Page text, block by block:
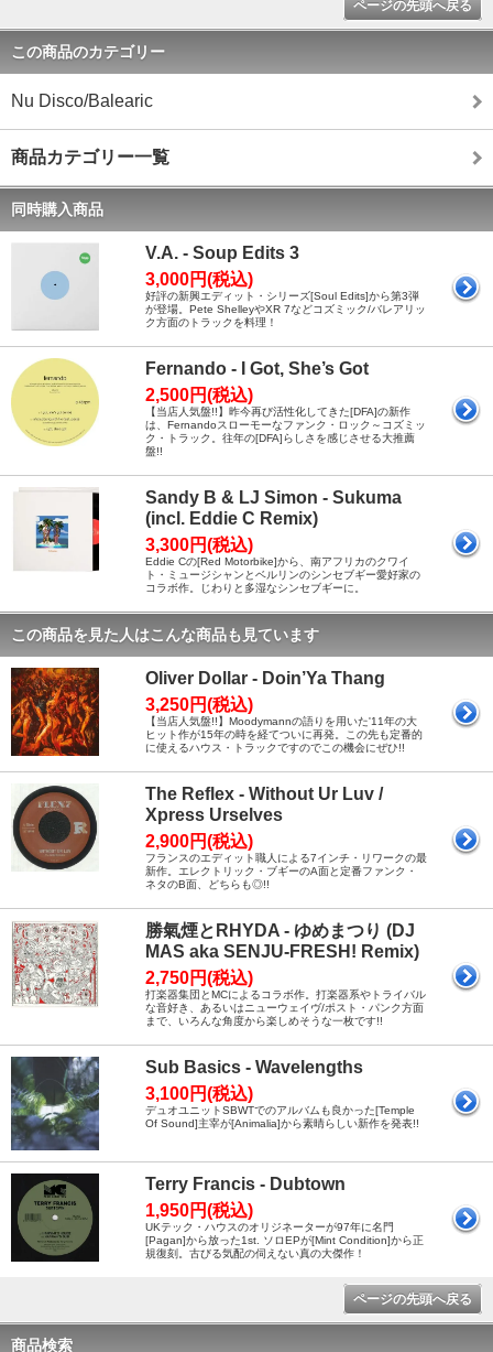
ページの先頭へ戻る
この商品のカテゴリー
Nu Disco/Balearic
商品カテゴリー一覧
同時購入商品
V.A. - Soup Edits 3
3,000円(税込)
好評の新興エディット・シリーズ[Soul Edits]から第3弾
が登場。Pete ShelleyやXR 7などコズミック/バレアリッ
ク方面のトラックを料理！
Fernando - I Got, She’s Got
2,500円(税込)
【当店人気盤!!】昨今再び活性化してきた[DFA]の新作
は、Fernandoスローモーなファンク・ロック～コズミッ
ク・トラック。往年の[DFA]らしさを感じさせる大推薦
盤!!
Sandy B & LJ Simon - Sukuma
(incl. Eddie C Remix)
3,300円(税込)
Eddie Cの[Red Motorbike]から、南アフリカのクワイ
ト・ミュージシャンとベルリンのシンセブギー愛好家の
コラボ作。じわりと多湿なシンセブギーに。
この商品を見た人はこんな商品も見ています
Oliver Dollar - Doin’Ya Thang
3,250円(税込)
【当店人気盤!!】Moodymannの語りを用いた'11年の大
ヒット作が15年の時を経てついに再発。この先も定番的
に使えるハウス・トラックですのでこの機会にぜひ!!
The Reflex - Without Ur Luv /
Xpress Urselves
2,900円(税込)
フランスのエディット職人による7インチ・リワークの最
新作。エレクトリック・ブギーのA面と定番ファンク・
ネタのB面、どちらも◎!!
勝氣煙とRHYDA - ゆめまつり (DJ
MAS aka SENJU-FRESH! Remix)
2,750円(税込)
打楽器集団とMCによるコラボ作。打楽器系やトライバル
な音好き、あるいはニューウェイヴ/ポスト・パンク方面
まで、いろんな角度から楽しめそうな一枚です!!
Sub Basics - Wavelengths
3,100円(税込)
デュオユニットSBWTでのアルバムも良かった[Temple
Of Sound]主宰が[Animalia]から素晴らしい新作を発表!!
Terry Francis - Dubtown
1,950円(税込)
UKテック・ハウスのオリジネーターが97年に名門
[Pagan]から放った1st. ソロEPが[Mint Condition]から正
規復刻。古びる気配の伺えない真の大傑作！
ページの先頭へ戻る
商品検索